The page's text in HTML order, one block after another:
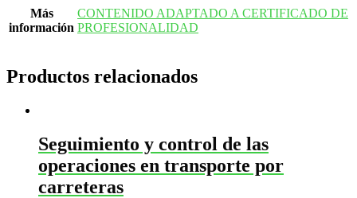
Más
información
CONTENIDO ADAPTADO A CERTIFICADO DE
PROFESIONALIDAD
Productos relacionados
Seguimiento y control de las
operaciones en transporte por
carreteras